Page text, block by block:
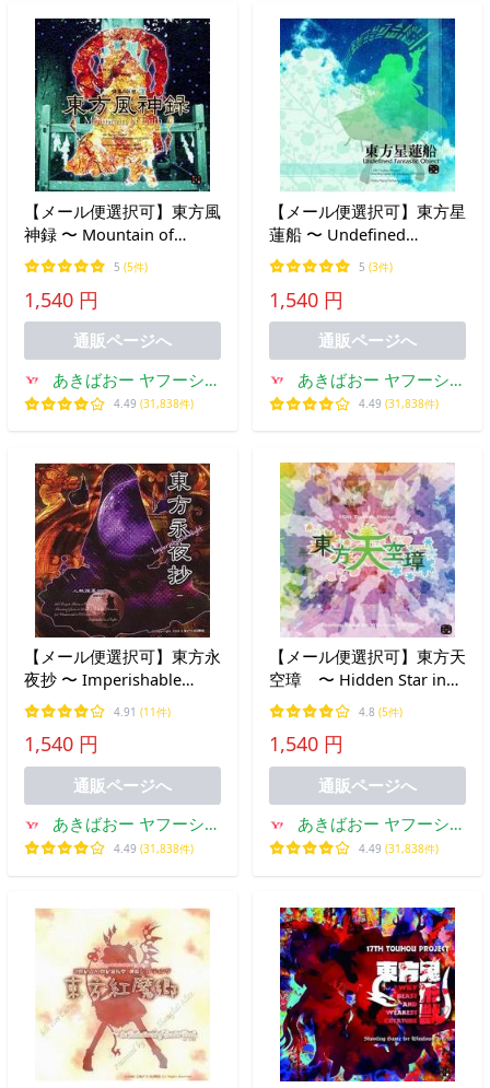
【メール便選択可】東方風
神録 〜 Mountain of
Faith. 【上海アリス幻樂
団】
5 (5件)
1,540 円
通販ページへ
あきばおー ヤフーショ
ップ
4.49 (31,838件)
【メール便選択可】東方星
蓮船 〜 Undefined
Fantastic Object. 【上海
アリス幻樂団】
5 (3件)
1,540 円
通販ページへ
あきばおー ヤフーショ
ップ
4.49 (31,838件)
【メール便選択可】東方永
夜抄 〜 Imperishable
Night. 【上海アリス幻樂
団】
4.91 (11件)
1,540 円
通販ページへ
あきばおー ヤフーショ
ップ
4.49 (31,838件)
【メール便選択可】東方天
空璋 〜 Hidden Star in
Four Seasons. 【上海アリ
ス幻樂団】
4.8 (5件)
1,540 円
通販ページへ
あきばおー ヤフーショ
ップ
4.49 (31,838件)